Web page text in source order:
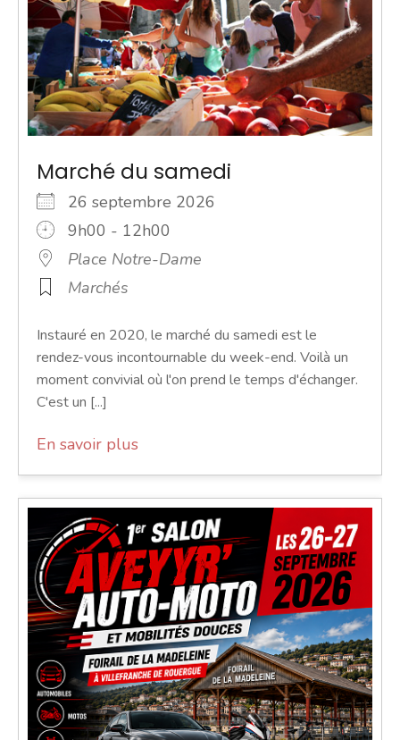
Marché du samedi
26 septembre 2026
9h00 - 12h00
Place Notre-Dame
Marchés
Instauré en 2020, le marché du samedi est le
rendez-vous incontournable du week-end. Voilà un
moment convivial où l'on prend le temps d'échanger.
C'est un [...]
En savoir plus